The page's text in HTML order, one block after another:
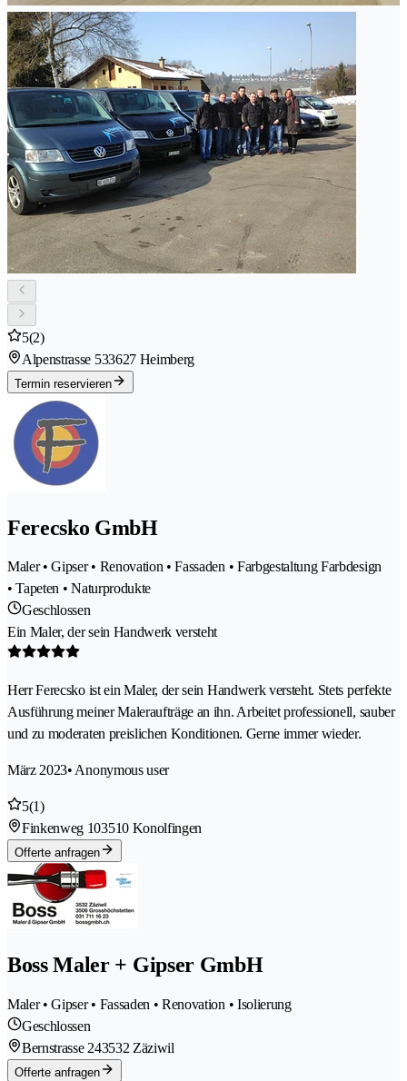
5(2)
Alpenstrasse 533627 Heimberg
Termin reservieren
Ferecsko GmbH
Maler • Gipser • Renovation • Fassaden • Farbgestaltung Farbdesign
• Tapeten • Naturprodukte
Geschlossen
Ein Maler, der sein Handwerk versteht
Herr Ferecsko ist ein Maler, der sein Handwerk versteht. Stets perfekte
Ausführung meiner Maleraufträge an ihn. Arbeitet professionell, sauber
und zu moderaten preislichen Konditionen. Gerne immer wieder.
März 2023• Anonymous user
5(1)
Finkenweg 103510 Konolfingen
Offerte anfragen
Boss Maler + Gipser GmbH
Maler • Gipser • Fassaden • Renovation • Isolierung
Geschlossen
Bernstrasse 243532 Zäziwil
Offerte anfragen